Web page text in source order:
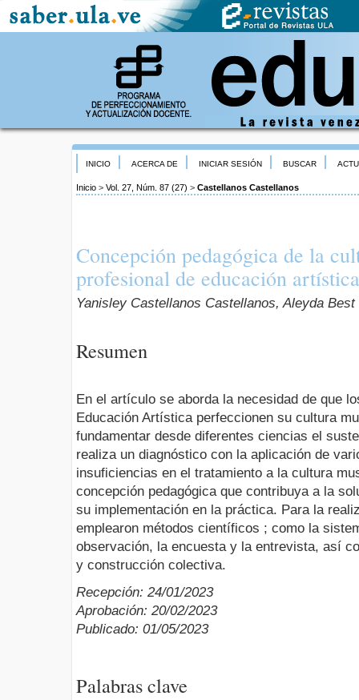
INICIO ACERCA DE INICIAR SESIÓN BUSCAR
Inicio > Vol. 27, Núm. 87 (27) > Castellanos Castellanos
Concepción pedagógica de la
profesional de educación artística
Yanisley Castellanos Castellanos, Aleyda
Resumen
En el artículo se aborda la necesidad de que
Educación Artística perfeccionen su cultura
fundamentar desde diferentes ciencias el
realiza un diagnóstico con la aplicación de
insuficiencias en el tratamiento a la cultura
concepción pedagógica que contribuya a la
su implementación en la práctica. Para la
emplearon métodos científicos ; como la
observación, la encuesta y la entrevista, así
y construcción colectiva.
Recepción: 24/01/2023
Aprobación: 20/02/2023
Publicado: 01/05/2023
Palabras clave